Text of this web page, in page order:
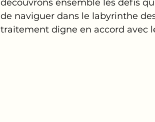
découvrons ensemble les défis
de naviguer dans le labyrinthe
traitement digne en accord avec